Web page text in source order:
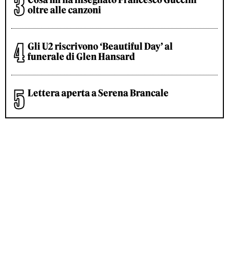
oltre alle canzoni
Gli U2 riscrivono ‘Beautiful Day’ al
funerale di Glen Hansard
Lettera aperta a Serena Brancale